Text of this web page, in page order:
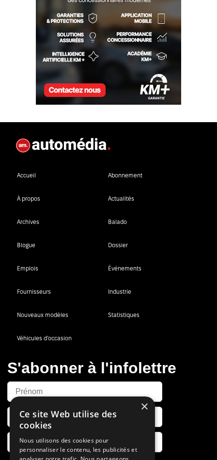
Accueil Abonnement
À propos Actualités
Archives Balado
Blogue Dossier
Emplois Événements
Fournisseurs Industrie
Nouveaux modèles Statistiques
Véhicules d’occasion
S'abonner à l'infolettre
×
Ce site Web utilise des
cookies
Nous utilisons des cookies pour
personnaliser le contenu, les publicités et